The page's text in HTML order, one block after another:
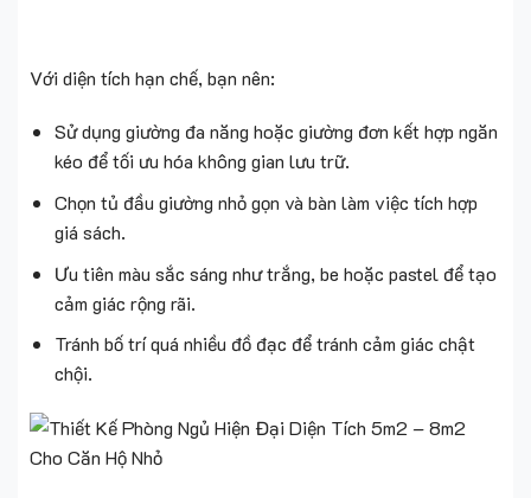
Với diện tích hạn chế, bạn nên:
Sử dụng giường đa năng hoặc giường đơn kết hợp ngăn
kéo để tối ưu hóa không gian lưu trữ.
Chọn tủ đầu giường nhỏ gọn và bàn làm việc tích hợp
giá sách.
Ưu tiên màu sắc sáng như trắng, be hoặc pastel để tạo
cảm giác rộng rãi.
Tránh bố trí quá nhiều đồ đạc để tránh cảm giác chật
chội.